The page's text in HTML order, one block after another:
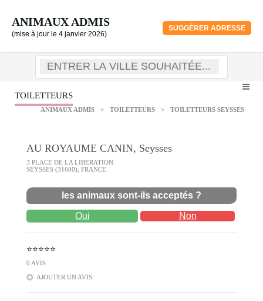
ANIMAUX ADMIS
(mise à jour le 4 janvier 2026)
SUGGÉRER ADRESSE
TOILETTEURS
ANIMAUX ADMIS > TOILETTEURS > TOILETTEURS SEYSSES
AU ROYAUME CANIN, Seysses
3 PLACE DE LA LIBERATION
SEYSSES (31600), FRANCE
les animaux sont-ils acceptés ?
Oui Non
⭐⭐⭐⭐⭐
0 AVIS
AJOUTER UN AVIS